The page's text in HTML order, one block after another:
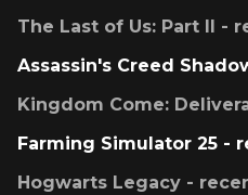
The Last of Us: Part II -
Assassin's Creed
Kingdom Come:
Farming Simulator 25 -
Hogwarts Legacy -